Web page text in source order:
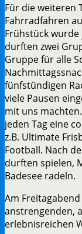
Für die weiteren
Fahrradfahren
Frühstück wurde
durften zwei
Gruppe für alle
fünfstündigen
viele Pausen
mit uns
jeden Tag eine
z.B. Ultimate
Football. Nach
durften spielen,
Badesee radeln.
Am
anstrengenden,
erlebnisreichen